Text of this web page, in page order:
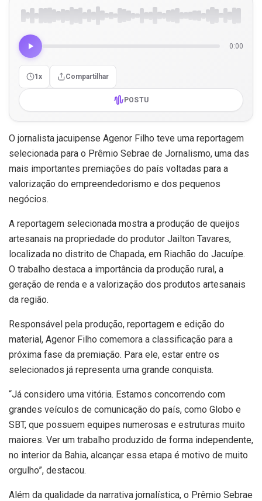
0:00
1x Compartilhar
POSTU
O jornalista jacuipense Agenor Filho teve uma reportagem
selecionada para o Prêmio Sebrae de Jornalismo, uma das
mais importantes premiações do país voltadas para a
valorização do empreendedorismo e dos pequenos
negócios.
A reportagem selecionada mostra a produção de queijos
artesanais na propriedade do produtor Jailton Tavares,
localizada no distrito de Chapada, em Riachão do Jacuípe.
O trabalho destaca a importância da produção rural, a
geração de renda e a valorização dos produtos artesanais
da região.
Responsável pela produção, reportagem e edição do
material, Agenor Filho comemora a classificação para a
próxima fase da premiação. Para ele, estar entre os
selecionados já representa uma grande conquista.
“Já considero uma vitória. Estamos concorrendo com
grandes veículos de comunicação do país, como Globo e
SBT, que possuem equipes numerosas e estruturas muito
maiores. Ver um trabalho produzido de forma independente,
no interior da Bahia, alcançar essa etapa é motivo de muito
orgulho”, destacou.
Além da qualidade da narrativa jornalística, o Prêmio Sebrae